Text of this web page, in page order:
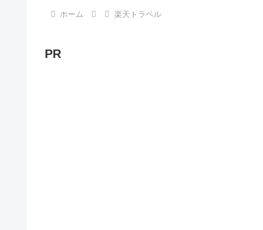
ホーム 楽天トラベル
PR